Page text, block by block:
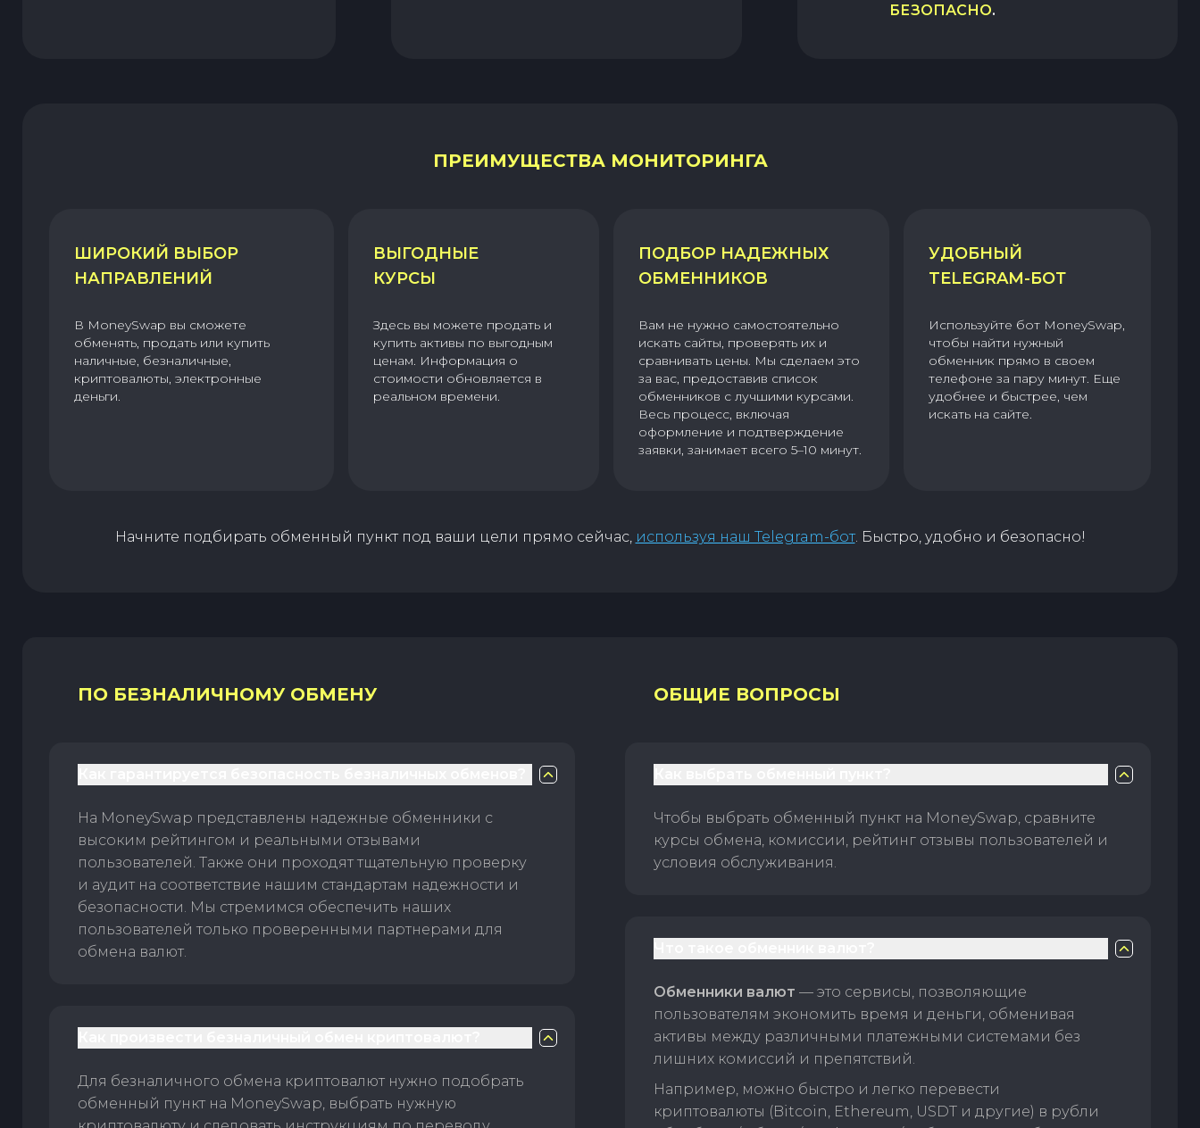
БЕЗОПАСНО.
ПРЕИМУЩЕСТВА МОНИТОРИНГА
ШИРОКИЙ ВЫБОР
НАПРАВЛЕНИЙ
В MoneySwap вы сможете
обменять, продать или купить
наличные, безналичные,
криптовалюты, электронные
деньги.
ВЫГОДНЫЕ
КУРСЫ
Здесь вы можете продать и
купить активы по выгодным
ценам. Информация о
стоимости обновляется в
реальном времени.
ПОДБОР НАДЕЖНЫХ
ОБМЕННИКОВ
Вам не нужно самостоятельно
искать сайты, проверять их и
сравнивать цены. Мы сделаем это
за вас, предоставив список
обменников с лучшими курсами.
Весь процесс, включая
оформление и подтверждение
заявки, занимает всего 5–10 минут.
УДОБНЫЙ
TELEGRAM-БОТ
Используйте бот MoneySwap,
чтобы найти нужный
обменник прямо в своем
телефоне за пару минут. Еще
удобнее и быстрее, чем
искать на сайте.
Начните подбирать обменный пункт под ваши цели прямо сейчас, используя наш Telegram-бот. Быстро, удобно и безопасно!
ПО БЕЗНАЛИЧНОМУ ОБМЕНУ
На MoneySwap представлены надежные обменники с
высоким рейтингом и реальными отзывами
пользователей. Также они проходят тщательную проверку
и аудит на соответствие нашим стандартам надежности и
безопасности. Мы стремимся обеспечить наших
пользователей только проверенными партнерами для
обмена валют.
Для безналичного обмена криптовалют нужно подобрать
обменный пункт на MoneySwap, выбрать нужную
ОБЩИЕ ВОПРОСЫ
Чтобы выбрать обменный пункт на MoneySwap, сравните
курсы обмена, комиссии, рейтинг отзывы пользователей и
условия обслуживания.
Обменники валют — это сервисы, позволяющие
пользователям экономить время и деньги, обменивая
активы между различными платежными системами без
лишних комиссий и препятствий.
Например, можно быстро и легко перевести
криптовалюты (Bitcoin, Ethereum, USDT и другие) в рубли